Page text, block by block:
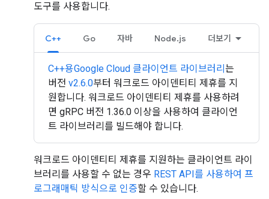
도구를 사용합니다.
C++ Go 자바 Node.js 더보기
C++용Google Cloud 클라이언트 라이브러리 는
버전 v2.6.0부터 워크로드 아이덴티티 제휴를 지
원합니다. 워크로드 아이덴티티 제휴를 사용하려
면 gRPC 버전 1.36.0 이상을 사용하여 클라이언
트 라이브러리를 빌드해야 합니다.
워크로드 아이덴티티 제휴를 지원하는 클라이언트 라이
브러리를 사용할 수 없는 경우 REST API를 사용하여 프
로그래매틱 방식으로 인증할 수 있습니다.